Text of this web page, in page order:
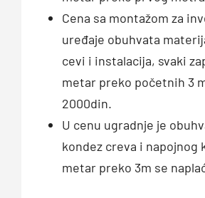
Cena sa montažom za
uređaje obuhvata
cevi i instalacija, svaki
metar preko početnih 3
2000din.
U cenu ugradnje je
kondez creva i napojnog
metar preko 3m se